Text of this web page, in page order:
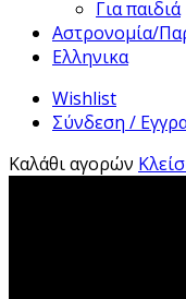
Για παιδιά
Αστρονομία/
Ελληνικα
Wishlist
Σύνδεση /
Καλάθι αγορών